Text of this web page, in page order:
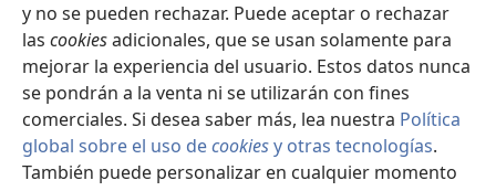
y no se pueden rechazar. Puede aceptar o rechazar
las cookiesadicionales, que se usan solamente para
mejorar la experiencia del usuario. Estos datos nunca
se pondrán a la venta ni se utilizarán con fines
comerciales. Si desea saber más, lea nuestra Política
global sobre el uso decookiesy otras tecnologías.
También puede personalizar en cualquier momento
Yanapay
Donacionta churanapaq
(abre
una
ventana)
INTERNETPI QELQANCHISKUNA Watchtower™
(abre
una